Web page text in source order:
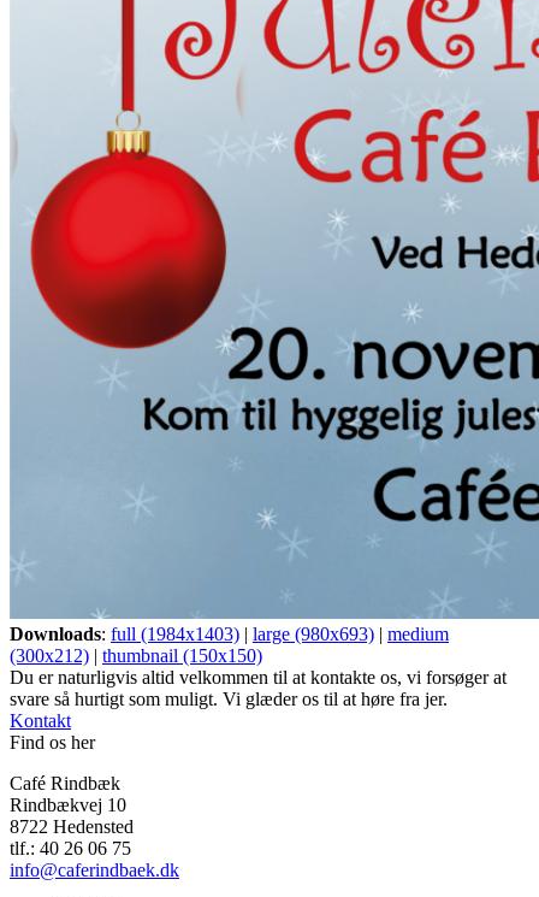
Downloads: full (1984x1403) | large (980x693) | medium
(300x212) | thumbnail (150x150)
Du er naturligvis altid velkommen til at kontakte os, vi forsøger at
svare så hurtigt som muligt. Vi glæder os til at høre fra jer.
Kontakt
Find os her
Café Rindbæk
Rindbækvej 10
8722 Hedensted
tlf.: 40 26 06 75
info@caferindbaek.dk